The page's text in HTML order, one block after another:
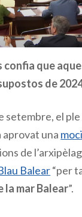
confia que
de
setembre, el
aprovat una
de
Balear“per
la mar Balear”.